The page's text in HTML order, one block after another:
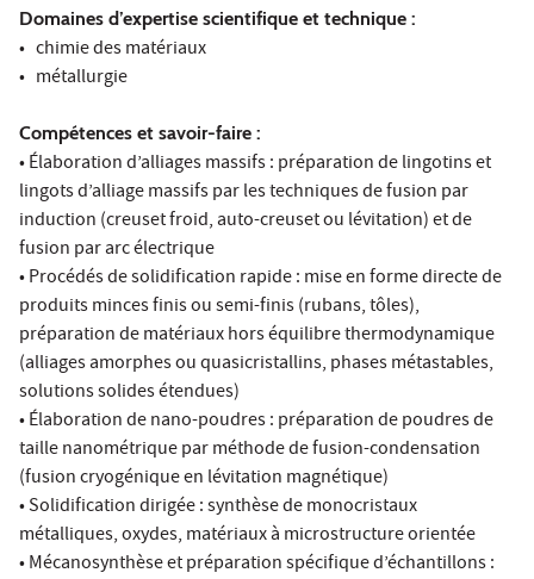
Domaines d’expertise scientifique et technique :
• chimie des matériaux
• métallurgie
Compétences et savoir-faire :
• Élaboration d’alliages massifs : préparation de lingotins et
lingots d’alliage massifs par les techniques de fusion par
induction (creuset froid, auto-creuset ou lévitation) et de
fusion par arc électrique
• Procédés de solidification rapide : mise en forme directe de
produits minces finis ou semi-finis (rubans, tôles),
préparation de matériaux hors équilibre thermodynamique
(alliages amorphes ou quasicristallins, phases métastables,
solutions solides étendues)
• Élaboration de nano-poudres : préparation de poudres de
taille nanométrique par méthode de fusion-condensation
(fusion cryogénique en lévitation magnétique)
• Solidification dirigée : synthèse de monocristaux
métalliques, oxydes, matériaux à microstructure orientée
• Mécanosynthèse et préparation spécifique d’échantillons :